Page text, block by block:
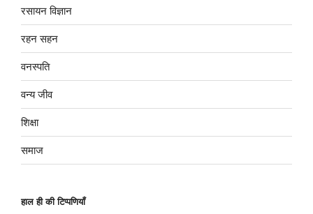
रसायन विज्ञान
रहन सहन
वनस्पति
वन्य जीव
शिक्षा
समाज
हाल ही की टिप्पणियाँ